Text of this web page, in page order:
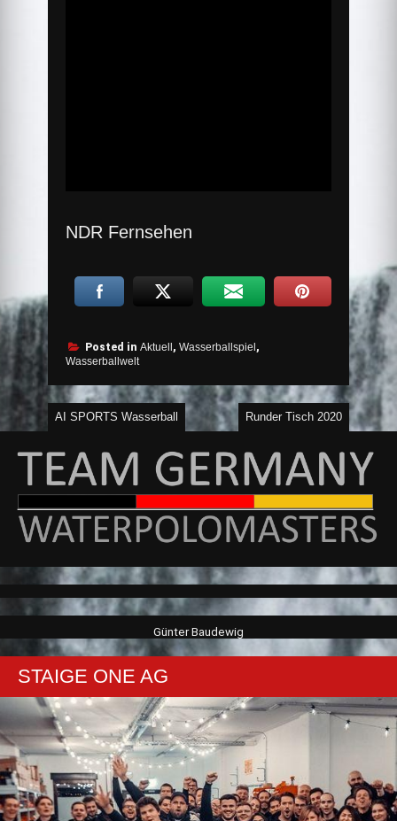
NDR Fernsehen
Posted in Aktuell , Wasserballspiel ,
Wasserballwelt
Beitragsnavigation
AI SPORTS Wasserball Runder Tisch 2020
Günter Baudewig
STAIGE ONE AG